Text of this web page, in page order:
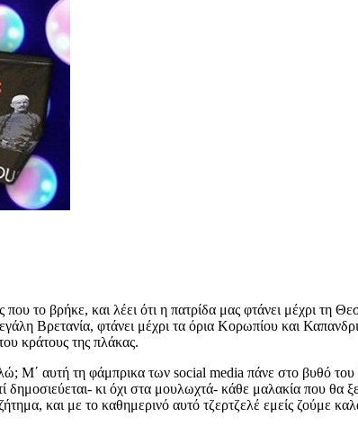
το βρήκε, και λέει ότι η πατρίδα μας φτάνει μέχρι τη
Βρετανία, φτάνει μέχρι τα όρια Κορωπίου και
κράτους της πλάκας.
Μ΄ αυτή τη φάμπρικα των social media πάνε στο βυθό του
κι όχι στα μουλωχτά- κάθε μαλακία που θα
και με το καθημερινό αυτό τζερτζελέ εμείς ζούμε